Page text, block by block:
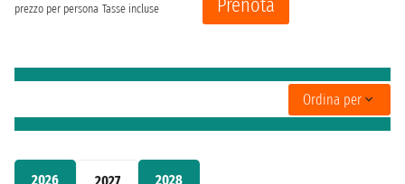
2026 2028
prezzo per persona Tasse incluse
Prenota
Ordina per